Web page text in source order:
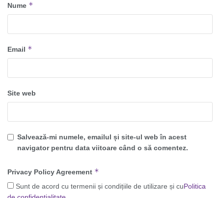
Nume *
Email *
Site web
Salvează-mi numele, emailul și site-ul web în acest
navigator pentru data viitoare când o să comentez.
Privacy Policy Agreement *
Sunt de acord cu termenii și condițiile de utilizare și cuPolitica